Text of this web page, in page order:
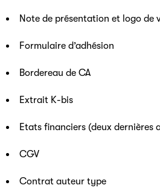
Note de présentation et logo de
Formulaire d’adhésion
Bordereau de CA
Extrait K-bis
Etats financiers (deux dernières
CGV
Contrat auteur type